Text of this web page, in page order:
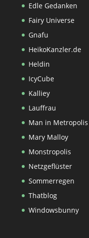
Edle Gedanken
Fairy Universe
Gnafu
HeikoKanzler.de
Heldin
IcyCube
Kalliey
Lauffrau
Man in Metropolis
Mary Malloy
Monstropolis
Netzgeflüster
Sommerregen
Thatblog
Windowsbunny